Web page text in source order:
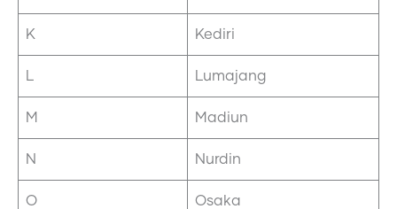
K Kediri
Lumajang
M Madiun
N Nurdin
O Osaka